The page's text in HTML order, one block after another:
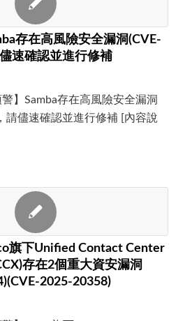
存在高風險安全漏洞(CVE-
速確認並進行修補
】Samba存在高風險安全漏洞
請儘速確認並進行修補 [內容說
旗下Unified Contact Center
存在2個重大資安漏洞
2025-20358)